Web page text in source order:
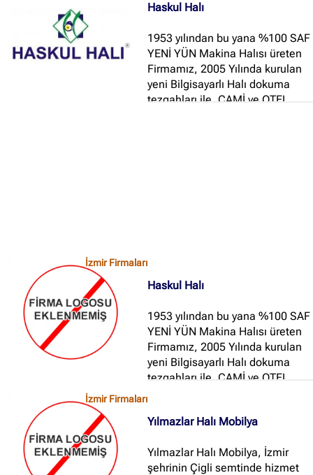
Haskul Halı
1953 yılından bu yana %100 SAF
YENİ YÜN Makina Halısı üreten
Firmamız, 2005 Yılında kurulan
yeni Bilgisayarlı Halı dokuma
tezgahları ile, CAMİ ve OTEL
İzmir Firmaları
Haskul Halı
1953 yılından bu yana %100 SAF
YENİ YÜN Makina Halısı üreten
Firmamız, 2005 Yılında kurulan
yeni Bilgisayarlı Halı dokuma
tezgahları ile, CAMİ ve OTEL
İzmir Firmaları
Yılmazlar Halı Mobilya
Yılmazlar Halı Mobilya, İzmir
şehrinin Çigli semtinde hizmet
İçerik grupları
Ankara Firmaları
İstanbul Firmaları(388)
İzmir Firmaları(178)